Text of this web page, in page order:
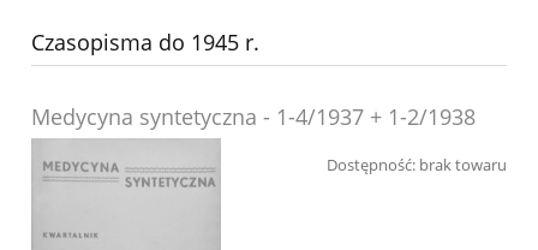
Czasopisma do 1945 r.
Medycyna syntetyczna - 1-4/1937 + 1-2/1938
Dostępność: brak towaru